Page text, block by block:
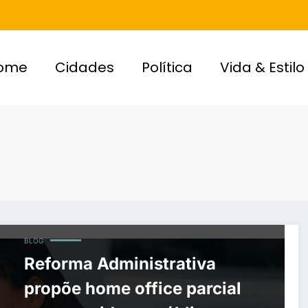
Cidades Política Vida & Estilo
BLOG
Reforma Administrativa
propõe home office parcial